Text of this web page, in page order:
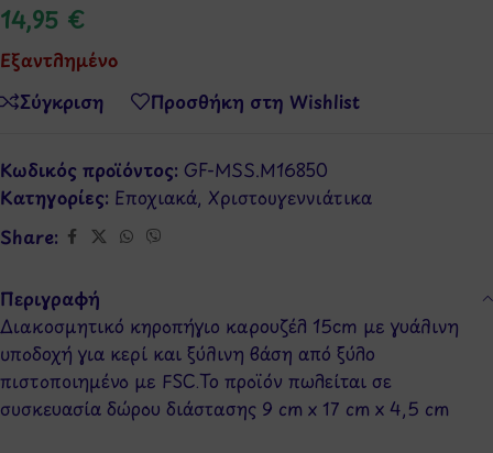
14,95 €
Εξαντλημένο
Σύγκριση
Προσθήκη στη Wishlist
Κωδικός προϊόντος: GF-MSS.M16850
Κατηγορίες: Εποχιακά, Χριστουγεννιάτικα
Share:
Περιγραφή
Διακοσμητικό κηροπήγιο καρουζέλ 15cm με γυάλινη
υποδοχή για κερί και ξύλινη βάση από ξύλο
πιστοποιημένο με FSC.Το προϊόν πωλείται σε
συσκευασία δώρου διάστασης 9 cm x 17 cm x 4,5 cm